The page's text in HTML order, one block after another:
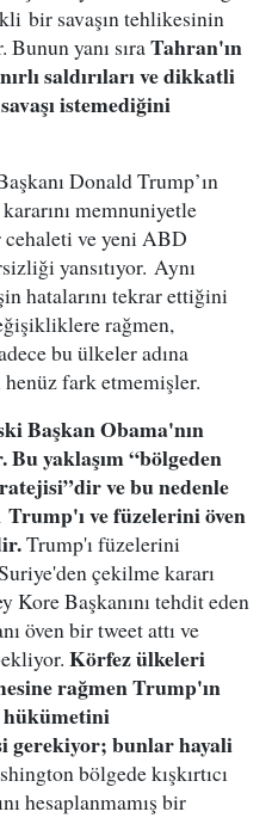
bir savaşın tehlikesinin
yanı sıraTahran'ın
saldırıları ve dikkatli
istemediğini
Donald Trump’ın
memnuniyetle
cehaleti ve yeni ABD
yansıtıyor. Aynı
hatalarını tekrar ettiğini
rağmen,
bu ülkeler adına
henüz fark etmemişler.
Başkan Obama'nın
yaklaşım “bölgeden
ve bu nedenle
ve füzelerini öven
Trump'ı füzelerini
çekilme kararı
Kore Başkanını tehdit eden
öven bir tweet attı ve
Körfez ülkeleri
rağmen Trump'ın
hükümetini
gerekiyor; bunlar hayali
bölgede kışkırtıcı
hesaplanmamış bir